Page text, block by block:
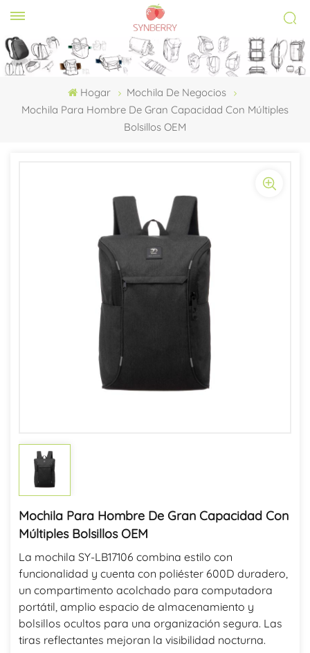
Hogar
Mochila De Negocios
Mochila Para Hombre De Gran Capacidad Con Múltiples
Bolsillos OEM
Mochila Para Hombre De Gran Capacidad Con
Múltiples Bolsillos OEM
La mochila SY-LB17106 combina estilo con
funcionalidad y cuenta con poliéster 600D duradero,
un compartimento acolchado para computadora
portátil, amplio espacio de almacenamiento y
bolsillos ocultos para una organización segura. Las
tiras reflectantes mejoran la visibilidad nocturna.